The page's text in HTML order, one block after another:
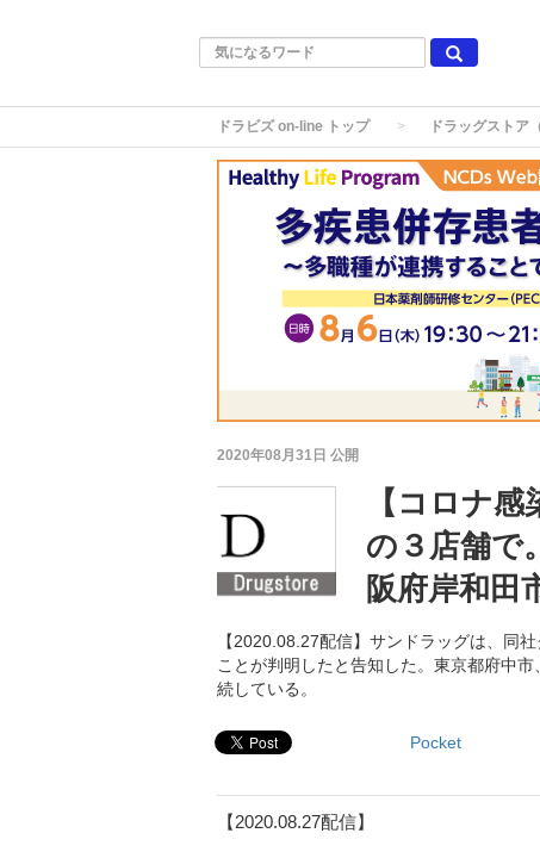
ドラビズ on-line トップ ドラッグストア
2020年08月31日 公開
【コロナ
の３店舗で
阪府岸和田
【2020.08.27配信】サンドラッグは、同
ことが判明したと告知した。東京都府中
続している。
Pocket
【2020.08.27配信】